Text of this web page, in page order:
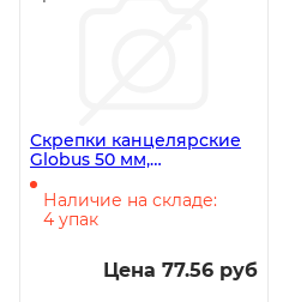
Скрепки канцелярские
Globus 50 мм,
гофрированные, без
покрытия, 50 штук в
упаковке
Наличие на складе:
4 упак
Цена 77.56 руб